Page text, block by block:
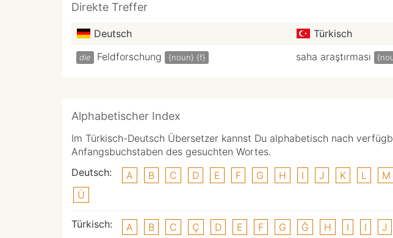
Direkte Treffer
Deutsch Türkisch
die Feldforschung {noun} {f} saha araştırması
Alphabetischer Index
Im Türkisch-Deutsch Übersetzer kannst Du alphabetisch nach
Anfangsbuchstaben des gesuchten Wortes.
Deutsch:
A B C D E F G H I J K L M
Ü
Türkisch: A B C Ç D E F G Ğ H I I J